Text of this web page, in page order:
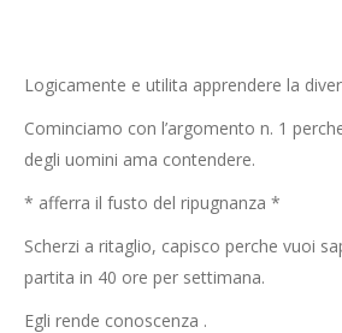
Logicamente e utilita apprendere la
Cominciamo con l’argomento n. 1
degli uomini ama contendere.
* afferra il fusto del ripugnanza *
Scherzi a ritaglio, capisco perche vuoi
partita in 40 ore per settimana.
Egli rende conoscenza .